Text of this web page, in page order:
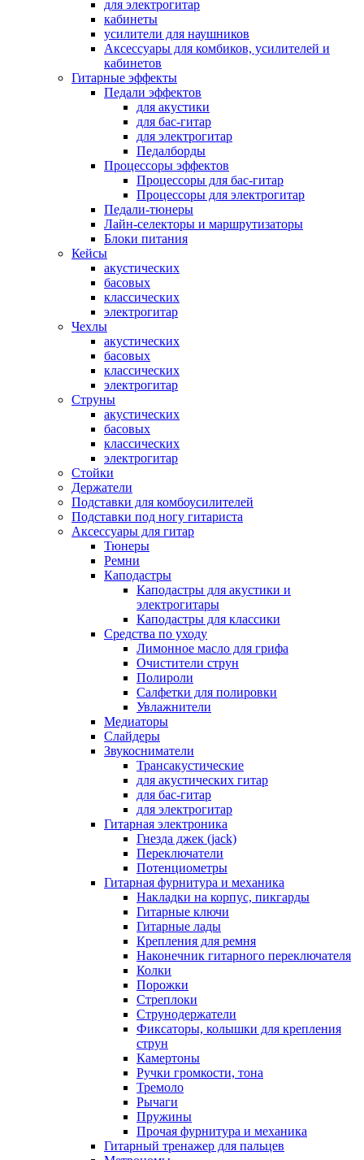
для электрогитар
кабинеты
усилители для наушников
Аксессуары для комбиков, усилителей и
кабинетов
Гитарные эффекты
Педали эффектов
для акустики
для бас-гитар
для электрогитар
Педалборды
Процессоры эффектов
Процессоры для бас-гитар
Процессоры для электрогитар
Педали-тюнеры
Лайн-селекторы и маршрутизаторы
Блоки питания
Кейсы
акустических
басовых
классических
электрогитар
Чехлы
акустических
басовых
классических
электрогитар
Струны
акустических
басовых
классических
электрогитар
Стойки
Держатели
Подставки для комбоусилителей
Подставки под ногу гитариста
Аксессуары для гитар
Тюнеры
Ремни
Каподастры
Каподастры для акустики и
электрогитары
Каподастры для классики
Средства по уходу
Лимонное масло для грифа
Очистители струн
Полироли
Салфетки для полировки
Увлажнители
Медиаторы
Слайдеры
Звукосниматели
Трансакустические
для акустических гитар
для бас-гитар
для электрогитар
Гитарная электроника
Гнезда джек (jack)
Переключатели
Потенциометры
Гитарная фурнитура и механика
Накладки на корпус, пикгарды
Гитарные ключи
Гитарные лады
Крепления для ремня
Наконечник гитарного переключателя
Колки
Порожки
Стреплоки
Струнодержатели
Фиксаторы, колышки для крепления
струн
Камертоны
Ручки громкости, тона
Тремоло
Рычаги
Пружины
Прочая фурнитура и механика
Гитарный тренажер для пальцев